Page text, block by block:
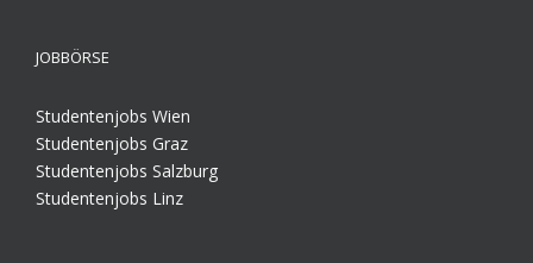
JOBBÖRSE
Studentenjobs Wien
Studentenjobs Graz
Studentenjobs Salzburg
Studentenjobs Linz